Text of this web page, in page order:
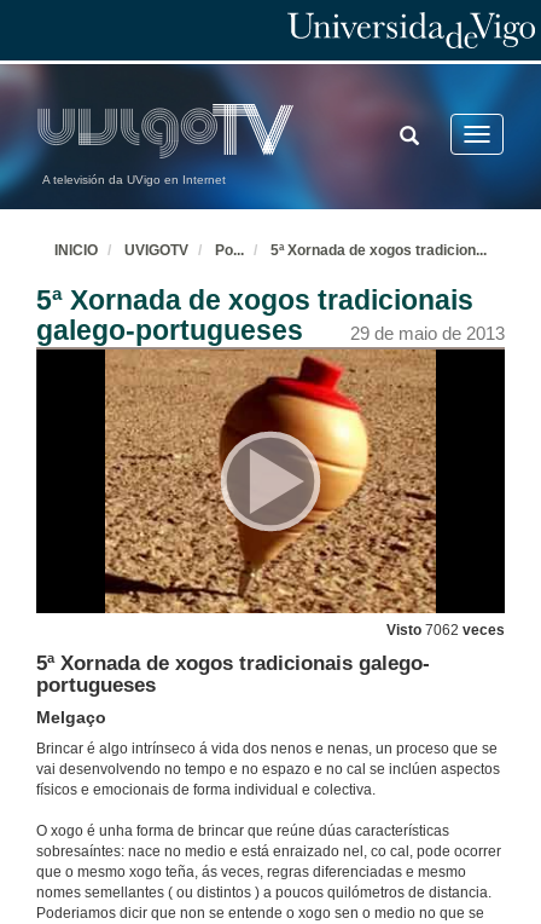
A televisión da UVigo en Internet
Toggle
TOGGLE
SEARCH
INICIO UVIGOTV Po... 5ª Xornada de xogos tradicion...
5ª Xornada de xogos tradicionais
galego-portugueses
29 de maio de 2013
Visto 7062 veces
5ª Xornada de xogos tradicionais galego-
portugueses
Melgaço
Brincar é algo intrínseco á vida dos nenos e nenas, un proceso que se
vai desenvolvendo no tempo e no espazo e no cal se inclúen aspectos
físicos e emocionais de forma individual e colectiva.
O xogo é unha forma de brincar que reúne dúas características
sobresaíntes: nace no medio e está enraizado nel, co cal, pode ocorrer
que o mesmo xogo teña, ás veces, regras diferenciadas e mesmo
nomes semellantes ( ou distintos ) a poucos quilómetros de distancia.
Poderiamos dicir que non se entende o xogo sen o medio no que se